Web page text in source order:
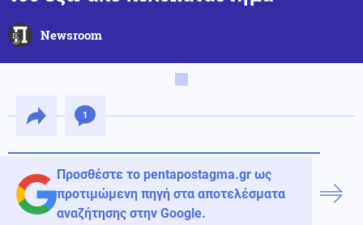
Newsroom
1
Προσθέστε το pentapostagma.gr ως
προτιμώμενη πηγή στα αποτελέσματα
αναζήτησης στην Google.